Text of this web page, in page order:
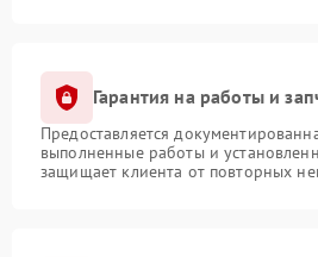
Гарантия на работы и
Предоставляется
выполненные работы и
защищает клиента от повторных